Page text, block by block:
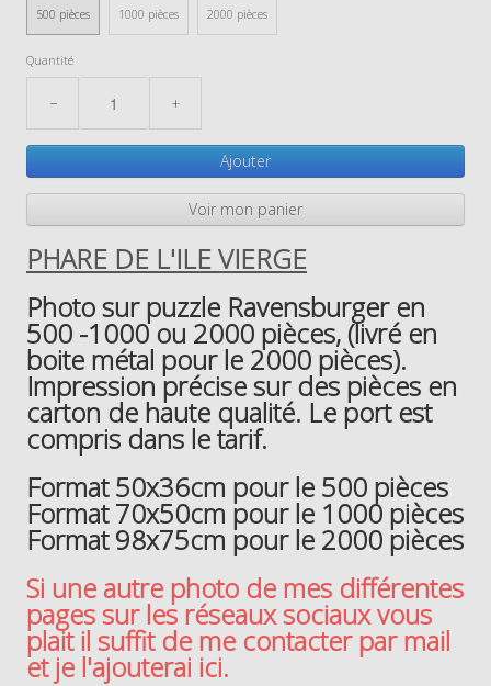
500 pièces 1000 pièces 2000 pièces
Quantité
− +
Ajouter
Voir mon panier
PHARE DE L'ILE VIERGE
Photo sur puzzle Ravensburger en
500 -1000 ou 2000 pièces, (livré en
boite métal pour le 2000 pièces).
Impression précise sur des pièces en
carton de haute qualité. Le port est
compris dans le tarif.
Format 50x36cm pour le 500 pièces
Format 70x50cm pour le 1000 pièces
Format 98x75cm pour le 2000 pièces
Si une autre photo de mes différentes
pages sur les réseaux sociaux vous
plait il suffit de me contacter par mail
et je l'ajouterai ici.